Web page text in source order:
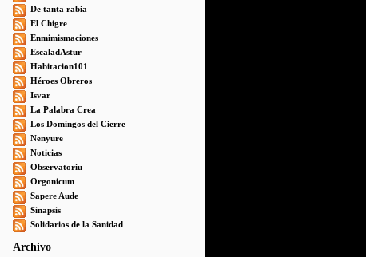
De tanta rabia
El Chigre
Enmimismaciones
EscaladAstur
Habitacion101
Héroes Obreros
Isvar
La Palabra Crea
Los Domingos del Cierre
Nenyure
Noticias
Observatoriu
Orgonicum
Sapere Aude
Sinapsis
Solidarios de la Sanidad
Archivo